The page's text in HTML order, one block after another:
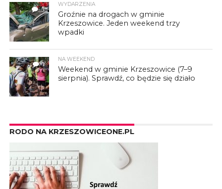
3
WYDARZENIA
Groźnie na drogach w gminie
Krzeszowice. Jeden weekend trzy
wpadki
1
NA WEEKEND
Weekend w gminie Krzeszowice (7–9
sierpnia). Sprawdź, co będzie się działo
RODO NA KRZESZOWICEONE.PL